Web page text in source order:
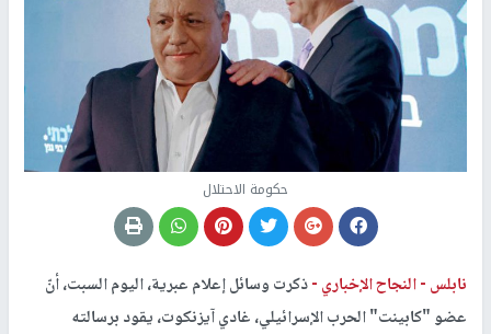
حكومة الاحتلال
نابلس -النجاح الإخباري -ذكرت وسائل إعلام عبرية، اليوم السبت، أنّ
عضو "كابينت" الحرب الإسرائيلي، غادي آيزنكوت، يقود برسالته